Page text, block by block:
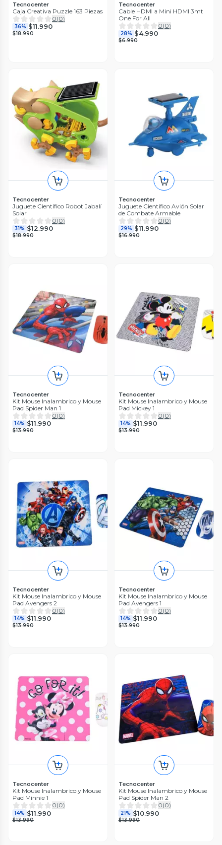
Tecnocenter
Caja Creativa Puzzle 163 Piezas
0(0)
36% $11.990
$18.990
Tecnocenter
Cable HDMI a Mini HDMI 3mt
One For All
0(0)
28% $4.990
$6.990
Tecnocenter
Juguete Científico Robot Jabalí
Solar
0(0)
31% $12.990
$18.990
Tecnocenter
Juguete Científico Avión Solar
de Combate Armable
0(0)
29% $11.990
$16.990
Tecnocenter
Kit Mouse Inalambrico y Mouse
Pad Spider Man 1
0(0)
14% $11.990
$13.990
Tecnocenter
Kit Mouse Inalambrico y Mouse
Pad Mickey 1
0(0)
14% $11.990
$13.990
Tecnocenter
Kit Mouse Inalambrico y Mouse
Pad Avengers 2
0(0)
14% $11.990
$13.990
Tecnocenter
Kit Mouse Inalambrico y Mouse
Pad Avengers 1
0(0)
14% $11.990
$13.990
Tecnocenter
Kit Mouse Inalambrico y Mouse
Pad Minnie 1
0(0)
14% $11.990
$13.990
Tecnocenter
Kit Mouse Inalambrico y Mouse
Pad Spider Man 2
0(0)
21% $10.990
$13.990